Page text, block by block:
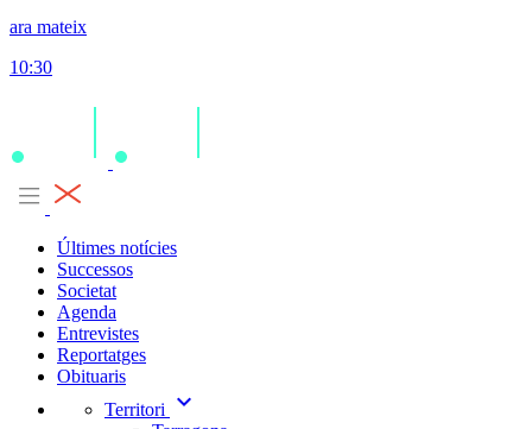
ara mateix
10:30
Últimes notícies
Successos
Societat
Agenda
Entrevistes
Reportatges
Obituaris
Territori
expand_more